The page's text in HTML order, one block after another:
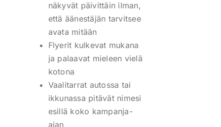
näkyvät päivittäin ilman,
että äänestäjän tarvitsee
avata mitään
Flyerit kulkevat mukana
ja palaavat mieleen vielä
kotona
Vaalitarrat autossa tai
ikkunassa pitävät nimesi
esillä koko kampanja-
ajan